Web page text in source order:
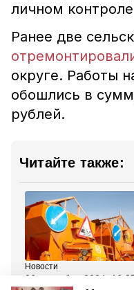
личном
Ранее две
округе. Работы
обошлись в
рублей.
Читайте также:
Новости
26 сентября 2024,